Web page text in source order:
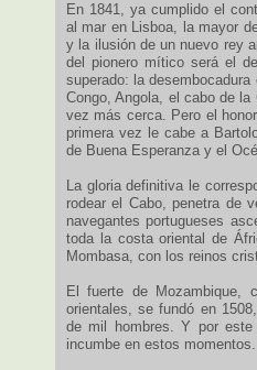
En 1841, ya cumplido el
al mar en Lisboa, la mayor
y la ilusión de un nuevo rey
del pionero mítico será el
superado: la
Congo, Angola, el cabo de
vez más cerca. Pero el
primera vez le cabe a
de Buena Esperanza y el
La gloria definitiva le
rodear el Cabo, penetra de
navegantes portugueses
toda la costa oriental de
Mombasa, con los reinos
El fuerte de Mozambique,
orientales, se fundó en
de mil hombres. Y por
incumbe en estos momentos.